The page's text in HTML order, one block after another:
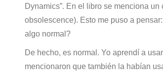
Dynamics”. En el libro se menciona
obsolescence). Esto me puso a
algo normal?
De hecho, es normal. Yo aprendí a
mencionaron que también la habían